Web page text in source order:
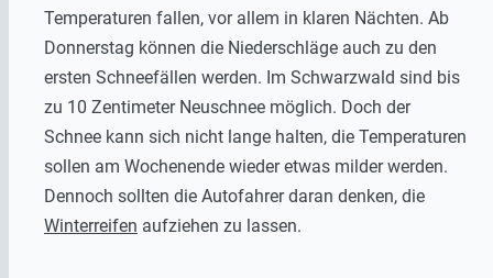
Temperaturen fallen, vor allem in klaren Nächten. Ab
Donnerstag können die Niederschläge auch zu den
ersten Schneefällen werden. Im Schwarzwald sind bis
zu 10 Zentimeter Neuschnee möglich. Doch der
Schnee kann sich nicht lange halten, die Temperaturen
sollen am Wochenende wieder etwas milder werden.
Dennoch sollten die Autofahrer daran denken, die
Winterreifen aufziehen zu lassen.